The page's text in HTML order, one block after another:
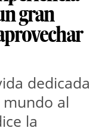
gran
dedicada
al
la